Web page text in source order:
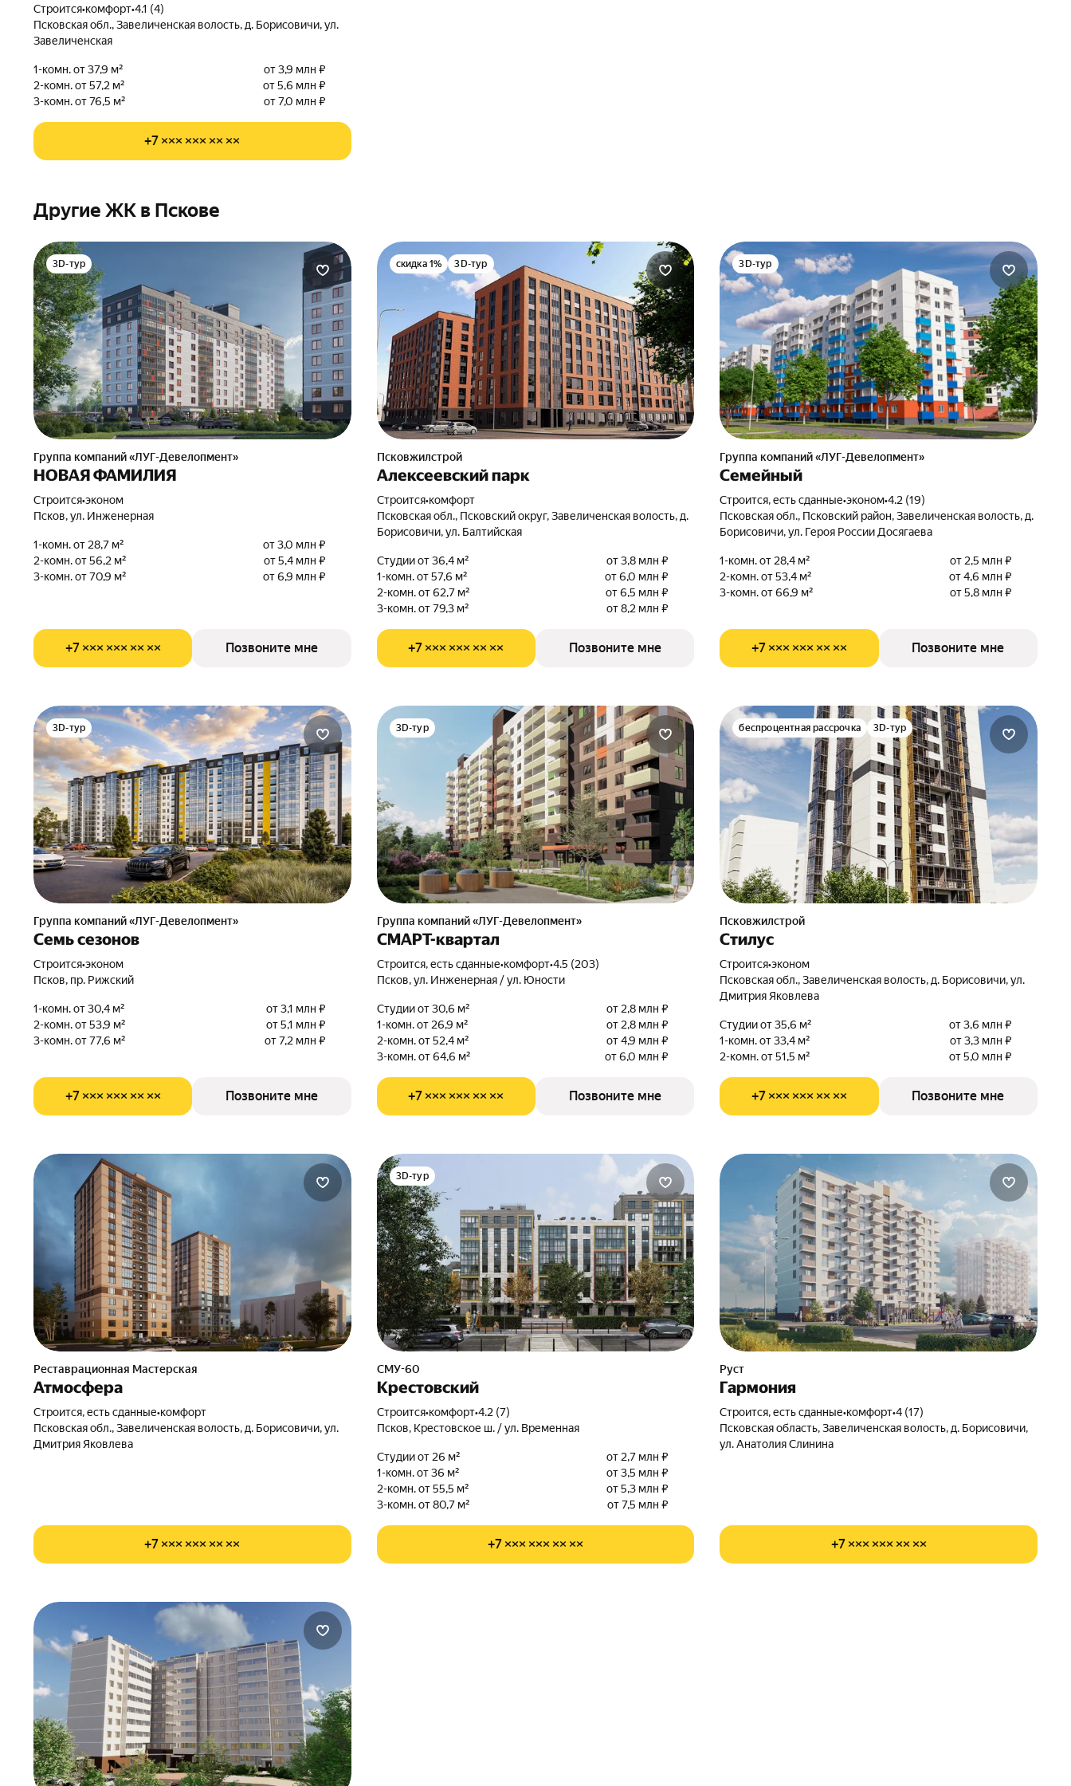
Строится•комфорт•4.1 (4)
Псковская обл., Завеличенская волость, д. Борисовичи, ул.
Завеличенская
1-комн. от 37,9 м²
от 3,9 млн ₽
2-комн. от 57,2 м²
от 5,6 млн ₽
3-комн. от 76,5 м²
от 7,0 млн ₽
+7 ××× ××× ×× ××
Другие ЖК в Пскове
3D-тур
Группа компаний «ЛУГ-Девелопмент»
НОВАЯ ФАМИЛИЯ
Строится•эконом
Псков, ул. Инженерная
1-комн. от 28,7 м²
от 3,0 млн ₽
2-комн. от 56,2 м²
от 5,4 млн ₽
3-комн. от 70,9 м²
от 6,9 млн ₽
+7 ××× ××× ×× ×× Позвоните мне
скидка 1% 3D-тур
Псковжилстрой
Алексеевский парк
Строится•комфорт
Псковская обл., Псковский округ, Завеличенская волость, д.
Борисовичи, ул. Балтийская
Студии от 36,4 м²
от 3,8 млн ₽
1-комн. от 57,6 м²
от 6,0 млн ₽
2-комн. от 62,7 м²
от 6,5 млн ₽
3-комн. от 79,3 м²
от 8,2 млн ₽
+7 ××× ××× ×× ×× Позвоните мне
3D-тур
Группа компаний «ЛУГ-Девелопмент»
Семейный
Строится, есть сданные•эконом•4.2 (19)
Псковская обл., Псковский район, Завеличенская волость, д.
Борисовичи, ул. Героя России Досягаева
1-комн. от 28,4 м²
от 2,5 млн ₽
2-комн. от 53,4 м²
от 4,6 млн ₽
3-комн. от 66,9 м²
от 5,8 млн ₽
+7 ××× ××× ×× ×× Позвоните мне
3D-тур
Группа компаний «ЛУГ-Девелопмент»
Семь сезонов
Строится•эконом
Псков, пр. Рижский
1-комн. от 30,4 м²
от 3,1 млн ₽
2-комн. от 53,9 м²
от 5,1 млн ₽
3-комн. от 77,6 м²
от 7,2 млн ₽
+7 ××× ××× ×× ×× Позвоните мне
3D-тур
Группа компаний «ЛУГ-Девелопмент»
СМАРТ-квартал
Строится, есть сданные•комфорт•4.5 (203)
Псков, ул. Инженерная / ул. Юности
Студии от 30,6 м²
от 2,8 млн ₽
1-комн. от 26,9 м²
от 2,8 млн ₽
2-комн. от 52,4 м²
от 4,9 млн ₽
3-комн. от 64,6 м²
от 6,0 млн ₽
+7 ××× ××× ×× ×× Позвоните мне
беспроцентная рассрочка 3D-тур
Псковжилстрой
Стилус
Строится•эконом
Псковская обл., Завеличенская волость, д. Борисовичи, ул.
Дмитрия Яковлева
Студии от 35,6 м²
от 3,6 млн ₽
1-комн. от 33,4 м²
от 3,3 млн ₽
2-комн. от 51,5 м²
от 5,0 млн ₽
+7 ××× ××× ×× ×× Позвоните мне
Реставрационная Мастерская
Атмосфера
Строится, есть сданные•комфорт
Псковская обл., Завеличенская волость, д. Борисовичи, ул.
Дмитрия Яковлева
+7 ××× ××× ×× ××
3D-тур
СМУ-60
Крестовский
Строится•комфорт•4.2 (7)
Псков, Крестовское ш. / ул. Временная
Студии от 26 м²
от 2,7 млн ₽
1-комн. от 36 м²
от 3,5 млн ₽
2-комн. от 55,5 м²
от 5,3 млн ₽
3-комн. от 80,7 м²
от 7,5 млн ₽
+7 ××× ××× ×× ××
Руст
Гармония
Строится, есть сданные•комфорт•4 (17)
Псковская область, Завеличенская волость, д. Борисовичи,
ул. Анатолия Слинина
+7 ××× ××× ×× ××